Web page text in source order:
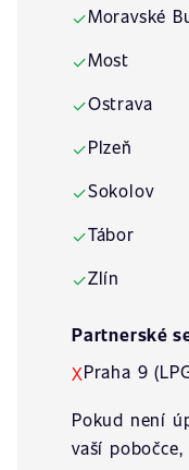
✓Moravské
✓Most
✓Ostrava
✓Plzeň
✓Sokolov
✓Tábor
✓Zlín
Partnerské
XPraha 9
Pokud není
vaší